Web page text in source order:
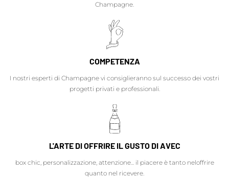
Champagne.
COMPETENZA
I nostri esperti di Champagne vi consiglieranno sul successo dei vostri
progetti privati e professionali.
L'ARTE DI OFFRIRE IL GUSTO DI AVEC
box chic, personalizzazione, attenzione... il piacere è tanto neloffrire
quanto nel ricevere.